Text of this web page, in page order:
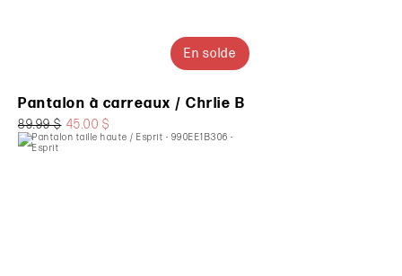
En solde
Pantalon à carreaux / Chrlie B
89.99 $ 45.00 $